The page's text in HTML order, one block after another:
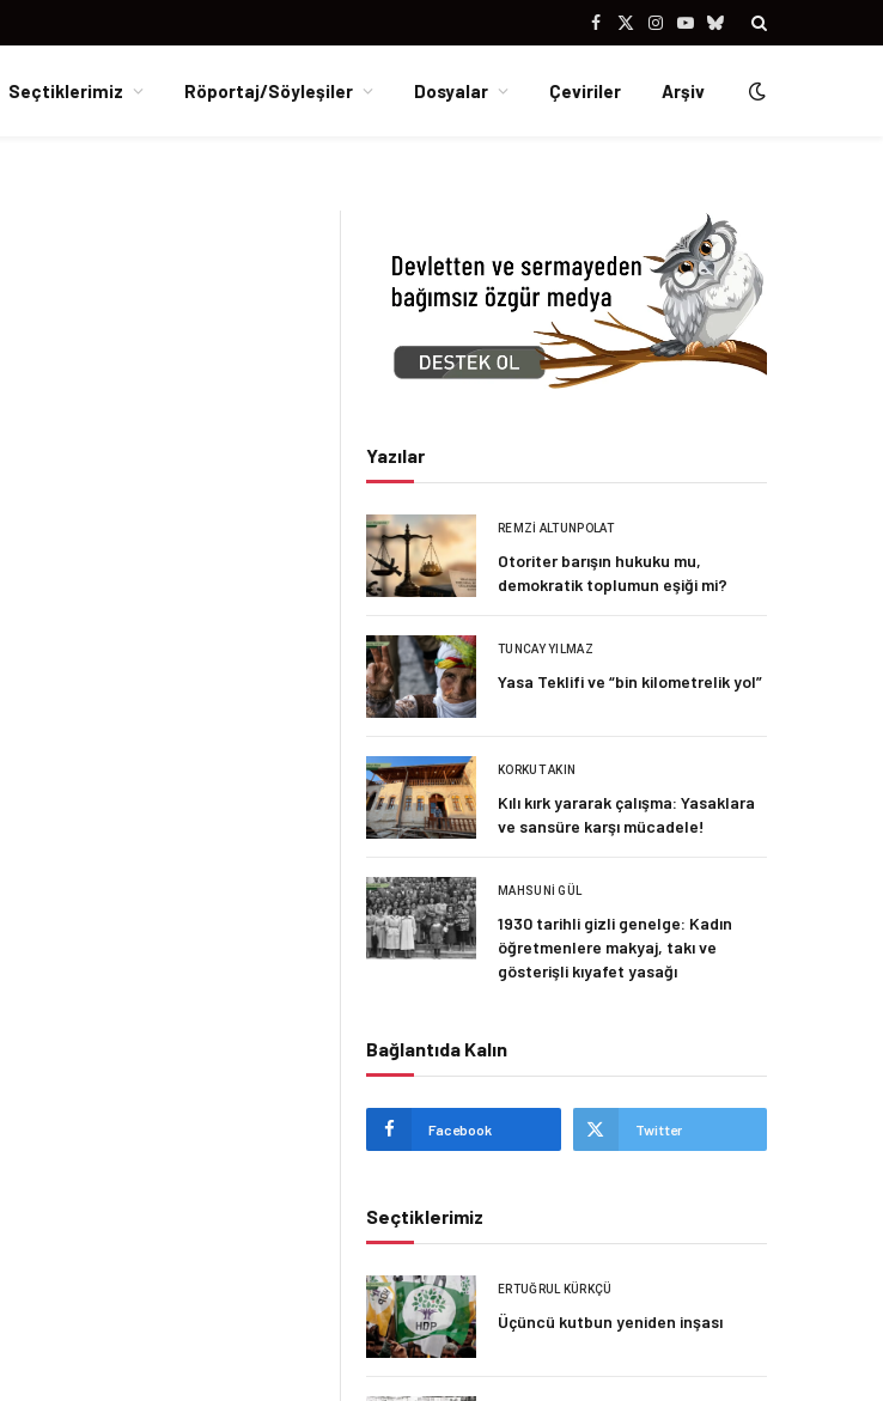
Facebook
X
Instagram
YouTubeBluesky
Seçtiklerimiz Röportaj/Söyleşiler Dosyalar Çeviriler Arşiv
Yazılar
REMZI ALTUNPOLAT
Otoriter barışın hukuku mu,
demokratik toplumun eşiği mi?
TUNCAY YILMAZ
Yasa Teklifi ve “bin kilometrelik yol”
KORKUT AKIN
Kılı kırk yararak çalışma: Yasaklara
ve sansüre karşı mücadele!
MAHSUNI GÜL
1930 tarihli gizli genelge: Kadın
öğretmenlere makyaj, takı ve
gösterişli kıyafet yasağı
Bağlantıda Kalın
Facebook Twitter
Seçtiklerimiz
ERTUĞRUL KÜRKÇÜ
Üçüncü kutbun yeniden inşası